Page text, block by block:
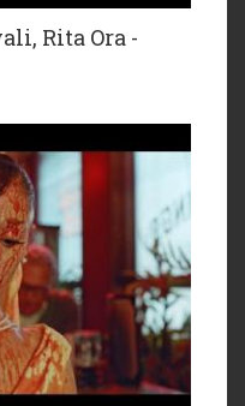
Rita Ora -